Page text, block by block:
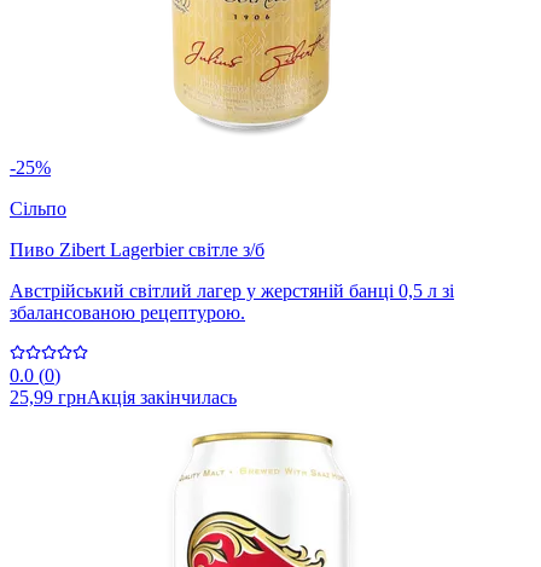
-25%
Сільпо
Пиво Zibert Lagerbier світле з/б
Австрійський світлий лагер у жерстяній банці 0,5 л зі
збалансованою рецептурою.
0.0 (0)
25,99 грнАкція закінчилась